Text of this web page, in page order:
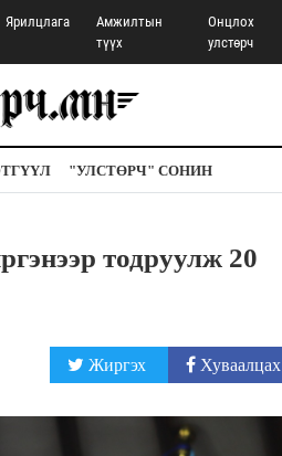
Ярилцлага
Амжилтын
түүх
Онцлох
улстөрч
"УЛСТӨРЧ" СОНИН
тодруулж 20
Жиргэх Хуваалцах